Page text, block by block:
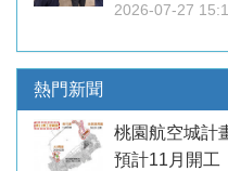
2026-07-27
熱門新聞
桃園航空城計
預計11月開工